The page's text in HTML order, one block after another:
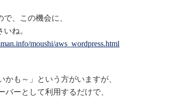
、この機会に、
ね。
moushi/aws_wordpress.html
かも～」という方がいますが、
バーとして利用するだけで、